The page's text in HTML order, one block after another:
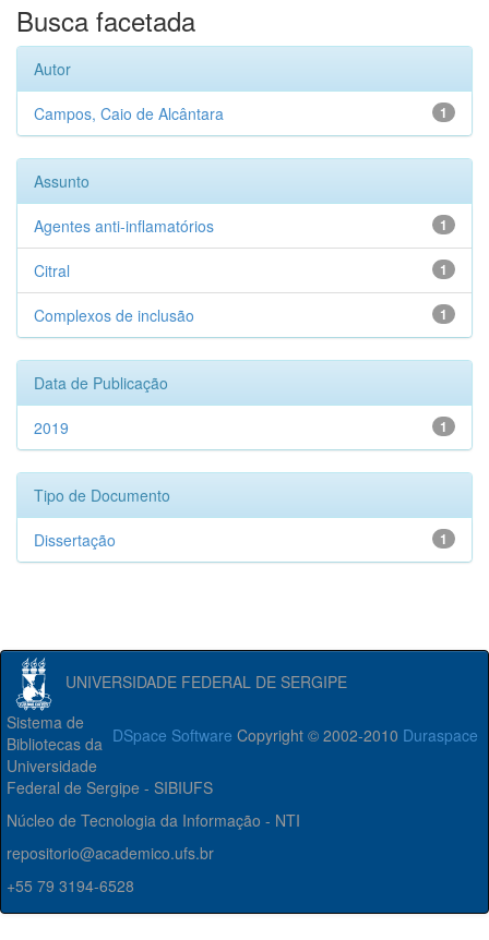
Busca facetada
Autor
1
Campos, Caio de Alcântara
Assunto
1
Agentes anti-inflamatórios
1
Citral
1
Complexos de inclusão
Data de Publicação
1
2019
Tipo de Documento
1
Dissertação
UNIVERSIDADE FEDERAL DE SERGIPE
DSpace Software Copyright © 2002-2010 Duraspace
Sistema de
Bibliotecas da
Universidade
Federal de Sergipe - SIBIUFS
Núcleo de Tecnologia da Informação - NTI
repositorio@academico.ufs.br
+55 79 3194-6528